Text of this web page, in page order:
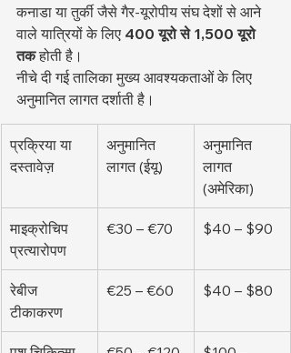
कनाडा या तुर्की जैसे गैर-यूरोपीय संघ देशों से आने
वाले यात्रियों के लिए 400 यूरो से 1,500 यूरो
तक होती है।
नीचे दी गई तालिका मुख्य आवश्यकताओं के लिए
अनुमानित लागत दर्शाती है।
प्रक्रिया या
दस्तावेज़
अनुमानित
लागत (ईयू)
अनुमानित
लागत
(अमेरिका)
माइक्रोचिप
प्रत्यारोपण
€30 – €70 $40 – $90
रेबीज
टीकाकरण
€25 – €60 $40 – $80